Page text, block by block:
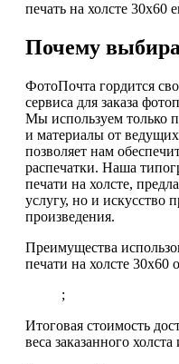
печать на холсте 30х60
Почему
ФотоПочта гордится
сервиса для заказа
Мы используем только
и материалы от
позволяет нам
распечатки. Наша
печати на холсте,
услугу, но и искусство
произведения.
Преимущества
печати на холсте 30х60
;
Итоговая стоимость
веса заказанного